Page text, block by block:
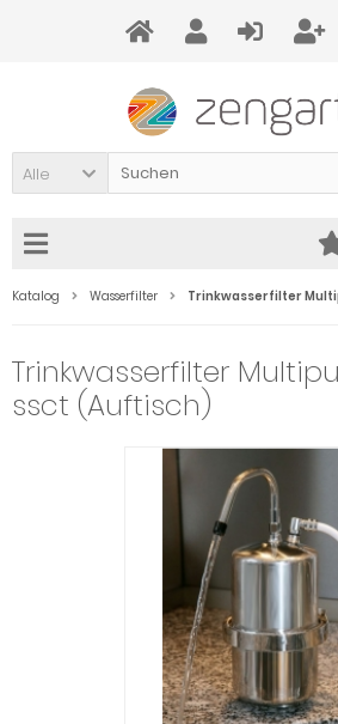
Alle
Katalog Wasserfilter Trinkwasserfilter
Trinkwasserfilter
ssct (Auftisch)